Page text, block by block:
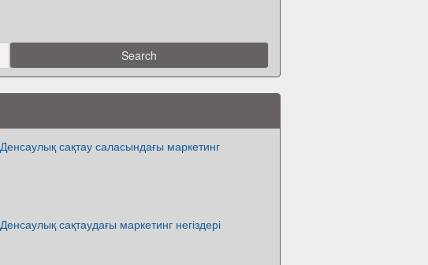
Денсаулық сақтау саласындағы маркетинг
Денсаулық сақтаудағы маркетинг негіздері